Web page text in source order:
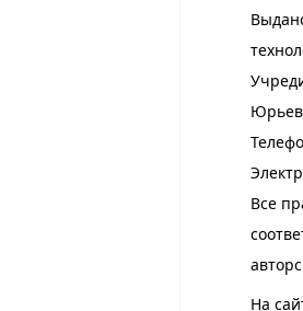
Все
На